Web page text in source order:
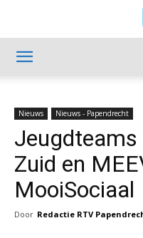
Nieuws Nieuws - Papendrecht
Jeugdteams
Zuid en
MooiSociaal
Door Redactie RTV